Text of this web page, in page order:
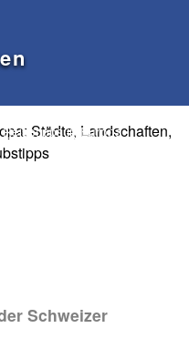
in Europa
Schweizer